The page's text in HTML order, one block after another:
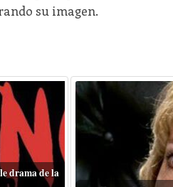
su imagen.
drama de la